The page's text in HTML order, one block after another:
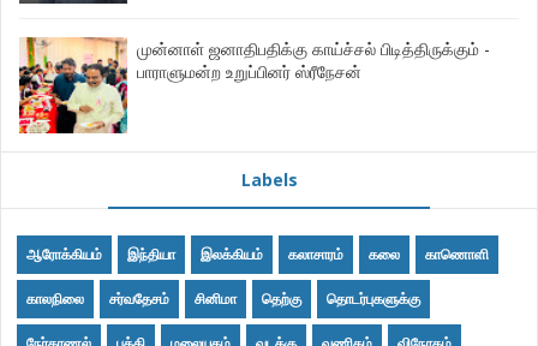
முன்னாள் ஜனாதிபதிக்கு காய்ச்சல் பிடித்திருக்கும் -
பாராளுமன்ற உறுப்பினர் ஸ்ரீநேசன்
Labels
ஆரோக்கியம் இந்தியா இலக்கியம் கலாசாரம் கலை காணொளி
காலநிலை சர்வதேசம் சினிமா தெற்கு தொடர்புகளுக்கு